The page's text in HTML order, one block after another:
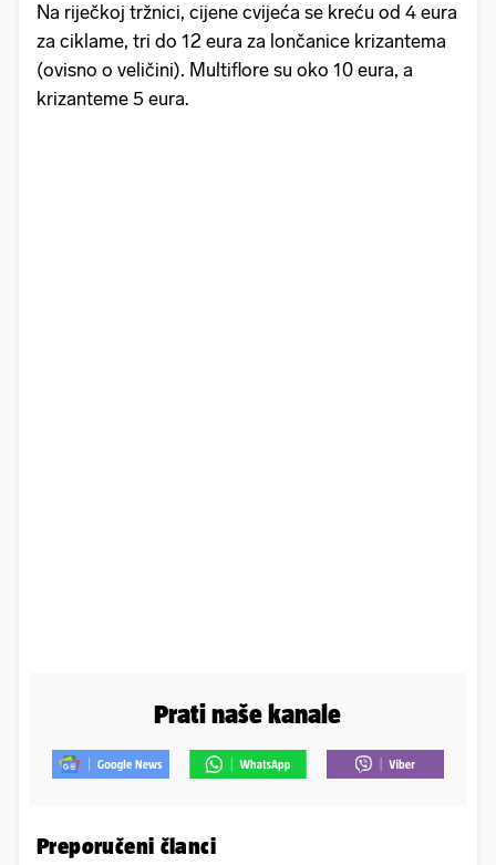
Na riječkoj tržnici, cijene cvijeća se kreću od 4 eura
za ciklame, tri do 12 eura za lončanice krizantema
(ovisno o veličini). Multiflore su oko 10 eura, a
krizanteme 5 eura.
Prati naše kanale
Preporučeni članci